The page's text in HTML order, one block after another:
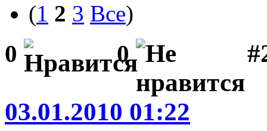
(1 2 3 Все)
0 0
03.01.2010 01:22